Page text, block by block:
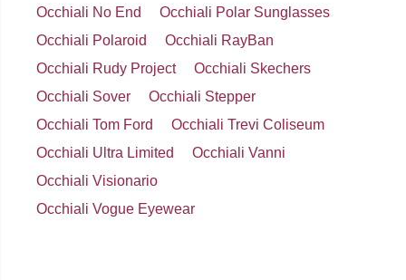
Occhiali No End
Occhiali Polar Sunglasses
Occhiali Polaroid
Occhiali RayBan
Occhiali Rudy Project
Occhiali Skechers
Occhiali Sover
Occhiali Stepper
Occhiali Tom Ford
Occhiali Trevi Coliseum
Occhiali Ultra Limited
Occhiali Vanni
Occhiali Visionario
Occhiali Vogue Eyewear